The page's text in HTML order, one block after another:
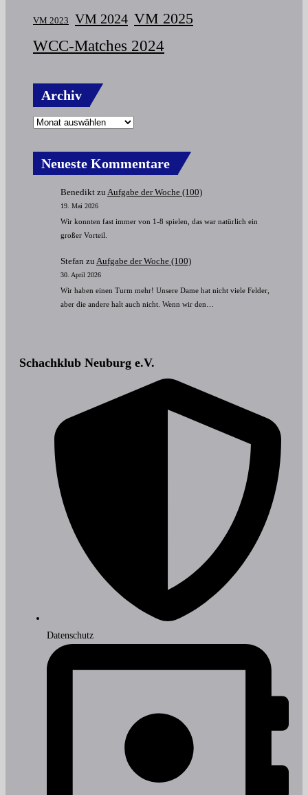
VM 2023 VM 2024 VM 2025
WCC-Matches 2024
Archiv
Neueste Kommentare
Benedikt zu Aufgabe der Woche (100)
19. Mai 2026
Wir konnten fast immer von 1-8 spielen, das war natürlich ein
großer Vorteil.
Stefan zu Aufgabe der Woche (100)
30. April 2026
Wir haben einen Turm mehr! Unsere Dame hat nicht viele Felder,
aber die andere halt auch nicht. Wenn wir den…
Schachklub Neuburg e.V.
Datenschutz